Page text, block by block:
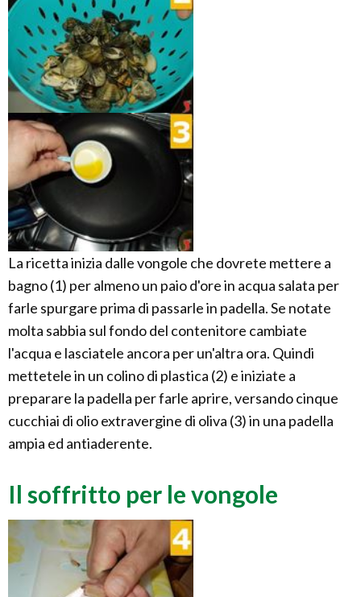
La ricetta inizia dalle vongole che dovrete mettere a
bagno (1) per almeno un paio d'ore in acqua salata per
farle spurgare prima di passarle in padella. Se notate
molta sabbia sul fondo del contenitore cambiate
l'acqua e lasciatele ancora per un'altra ora. Quindi
mettetele in un colino di plastica (2) e iniziate a
preparare la padella per farle aprire, versando cinque
cucchiai di olio extravergine di oliva (3) in una padella
ampia ed antiaderente.
Il soffritto per le vongole